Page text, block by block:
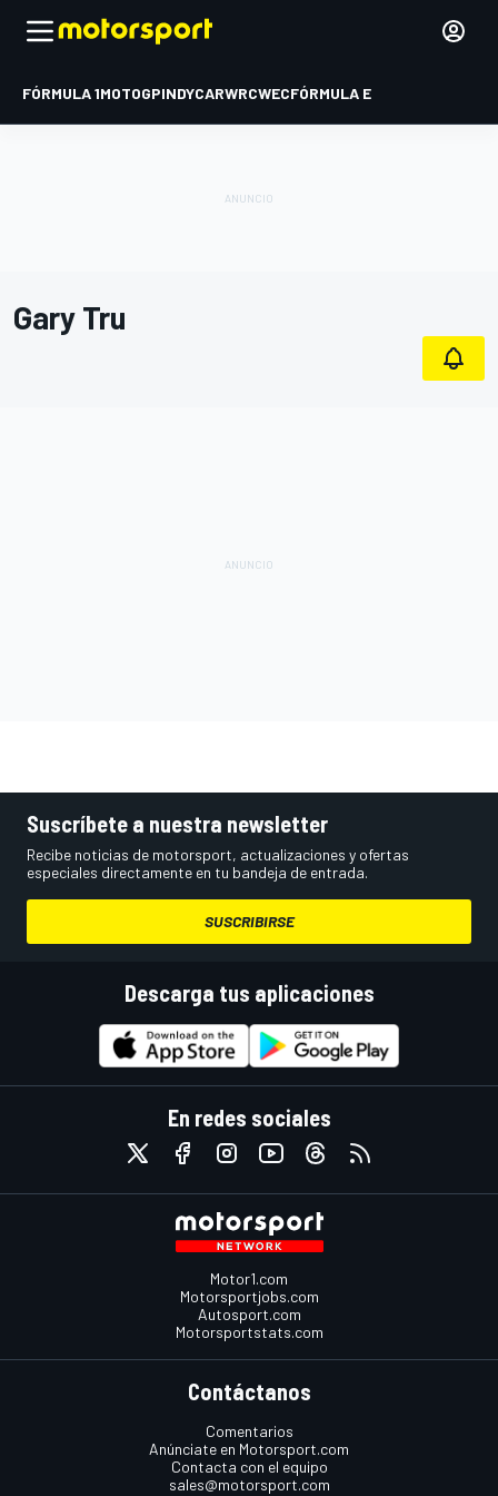
FÓRMULA 1MOTOGPINDYCARWRCWECFÓRMULA E
Gary Tru
Suscríbete a nuestra newsletter
Recibe noticias de motorsport, actualizaciones y ofertas
especiales directamente en tu bandeja de entrada.
SUSCRIBIRSE
Descarga tus aplicaciones
En redes sociales
Motor1.com
Motorsportjobs.com
Autosport.com
Motorsportstats.com
Contáctanos
Comentarios
Anúnciate en Motorsport.com
Contacta con el equipo
sales@motorsport.com